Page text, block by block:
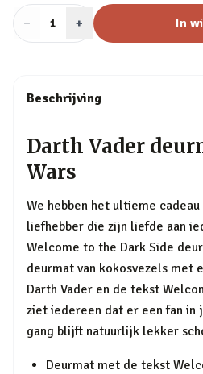
− Aantal
1 + In
Beschrijving
Darth Vader
Wars
We hebben het ultieme
liefhebber die zijn liefde aan
Welcome to the Dark Side
deurmat van kokosvezels met
Darth Vader en de tekst
ziet iedereen dat er een fan in
gang blijft natuurlijk lekker
Deurmat met de tekst